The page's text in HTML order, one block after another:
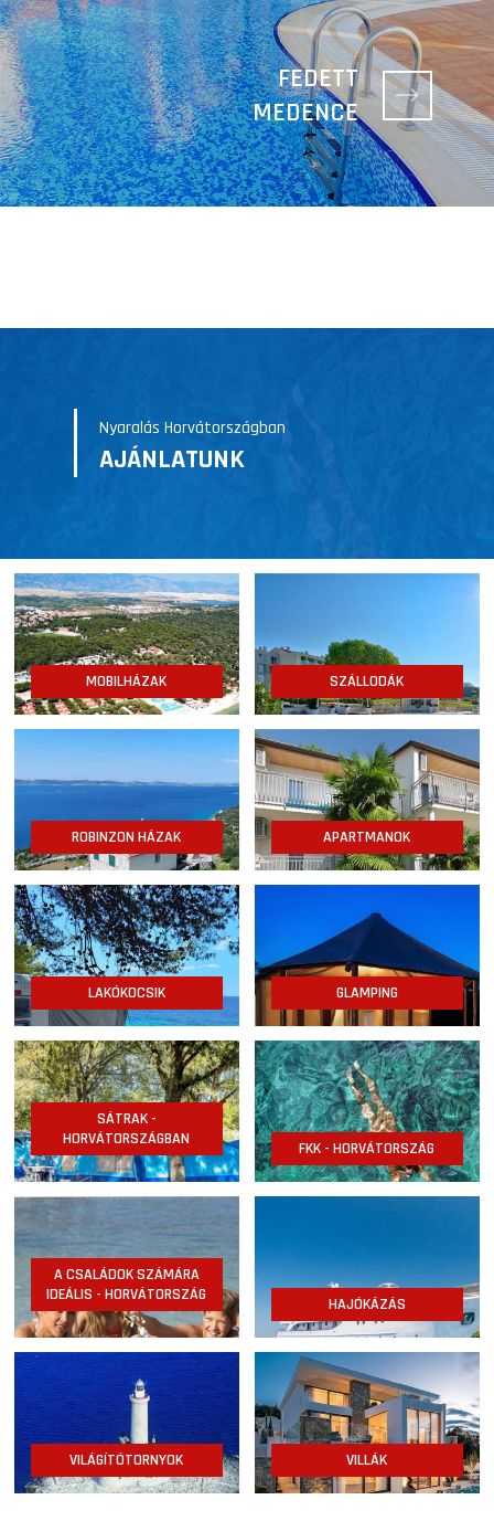
FEDETT
MEDENCE
MOBILHÁZAK SZÁLLODÁK
ROBINZON HÁZAK APARTMANOK
LAKÓKOCSIK GLAMPING
SÁTRAK -
HORVÁTORSZÁGBAN
FKK - HORVÁTORSZÁG
A CSALÁDOK SZÁMÁRA
IDEÁLIS - HORVÁTORSZÁG
HAJÓKÁZÁS
VILÁGÍTÓTORNYOK VILLÁK
Nyaralás Horvátországban
AJÁNLATUNK